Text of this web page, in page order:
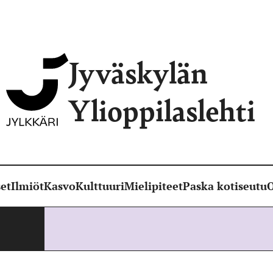
Jyväskylän
Ylioppilaslehti
IlmiötKasvoKulttuuriMielipiteetPaska kotiseutu